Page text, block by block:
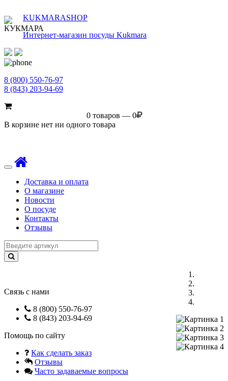
KUKMARASHOP
Интернет-магазин посуды Kukmara
8 (800) 550-76-97
8 (843) 203-94-69
0 товаров — 0
В корзине нет ни одного товара
Toggle
navigationДоставка и оплата
О магазине
Новости
О посуде
Контакты
Отзывы
Связь с нами
8 (800) 550-76-97
8 (843) 203-94-69
Помощь по сайту
Как сделать заказ
Отзывы
Часто задаваемые вопросы